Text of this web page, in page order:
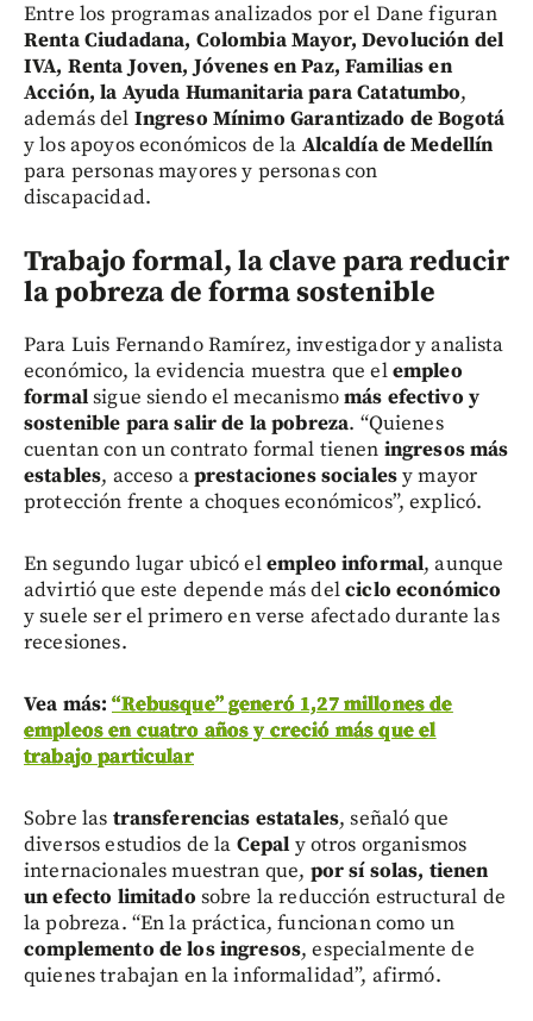
Entre los programas analizados por el Dane figuran
Renta Ciudadana, Colombia Mayor, Devolución del
IVA, Renta Joven, Jóvenes en Paz, Familias en
Acción, la Ayuda Humanitaria para Catatumbo,
además del Ingreso Mínimo Garantizado de Bogotá
y los apoyos económicos de la Alcaldía de Medellín
para personas mayores y personas con
discapacidad.
Trabajo formal, la clave para reducir
la pobreza de forma sostenible
Para Luis Fernando Ramírez, investigador y analista
económico, la evidencia muestra que elempleo
formalsigue siendo el mecanismomás efectivo y
sostenible para salir de la pobreza. “Quienes
cuentan con un contrato formal tienen ingresos más
estables, acceso aprestaciones socialesy mayor
protección frente a choques económicos”, explicó.
En segundo lugar ubicó elempleo informal, aunque
advirtió que este depende más delciclo económico
y suele ser el primero en verse afectado durante las
recesiones.
Vea más:“Rebusque” generó 1,27 millones de
empleos en cuatro años y creció más que el
trabajo particular
Sobre las transferencias estatales, señaló que
diversos estudios de la Cepal y otros organismos
internacionales muestran que, por sí solas, tienen
un efecto limitado sobre la reducción estructural de
la pobreza. “En la práctica, funcionan como un
complemento de los ingresos, especialmente de
quienes trabajan en la informalidad”, afirmó.